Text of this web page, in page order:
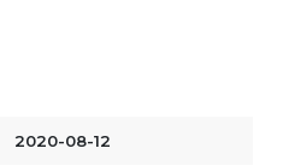
2020-08-12